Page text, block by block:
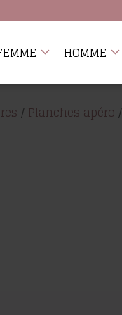
HOMME
/ Planches apéro